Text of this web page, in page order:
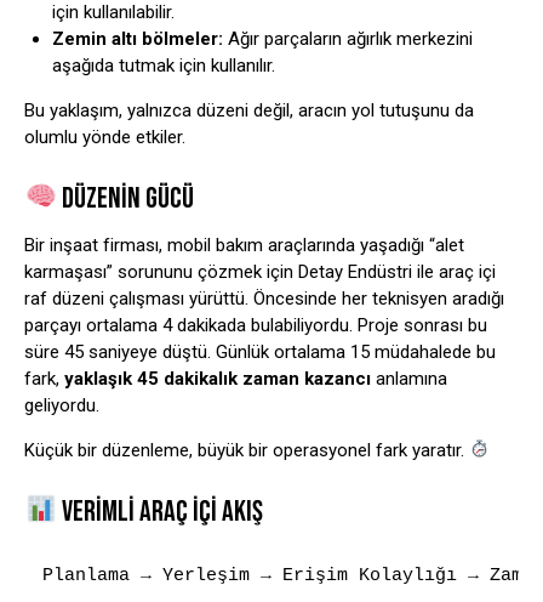
için kullanılabilir.
Zemin altı bölmeler: Ağır parçaların ağırlık merkezini
aşağıda tutmak için kullanılır.
Bu yaklaşım, yalnızca düzeni değil, aracın yol tutuşunu da
olumlu yönde etkiler.
DÜZENIN GÜCÜ
Bir inşaat firması, mobil bakım araçlarında yaşadığı “alet
karmaşası” sorununu çözmek için Detay Endüstri ile araç içi
raf düzeni çalışması yürüttü. Öncesinde her teknisyen aradığı
parçayı ortalama 4 dakikada bulabiliyordu. Proje sonrası bu
süre 45 saniyeye düştü. Günlük ortalama 15 müdahalede bu
fark, yaklaşık 45 dakikalık zaman kazancı anlamına
geliyordu.
Küçük bir düzenleme, büyük bir operasyonel fark yaratır.
VERIMLI ARAÇ İÇI AKIŞ